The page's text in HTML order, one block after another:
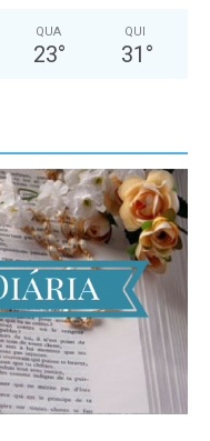
QUA
23°
QUI
31 °